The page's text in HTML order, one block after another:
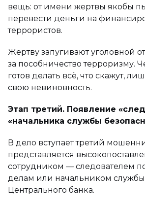
вещь: от имени жертвы якобы
перевести деньги на
террористов.
Жертву запугивают уголовной
за пособничество терроризму.
готов делать всё, что скажут,
свою невиновность.
Этап третий. Появление
«начальника службы
В дело вступает третий
представляется
сотрудником — следователем
делам или начальником службы
Центрального банка.